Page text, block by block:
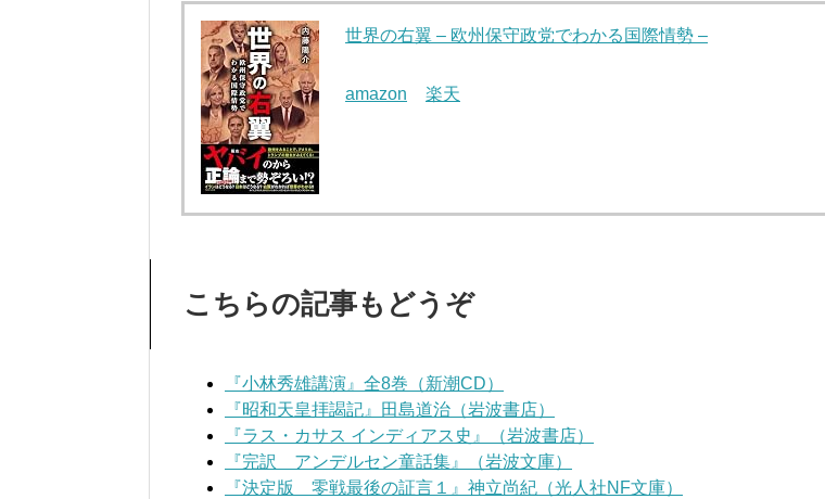
世界の右翼 – 欧州保守政党でわかる国際情勢 –
amazon 楽天
こちらの記事もどうぞ
『小林秀雄講演』全8巻（新潮CD）
『昭和天皇拝謁記』田島道治（岩波書店）
『ラス・カサス インディアス史』（岩波書店）
『完訳 アンデルセン童話集』（岩波文庫）
『決定版 零戦最後の証言１』神立尚紀（光人社NF文庫）